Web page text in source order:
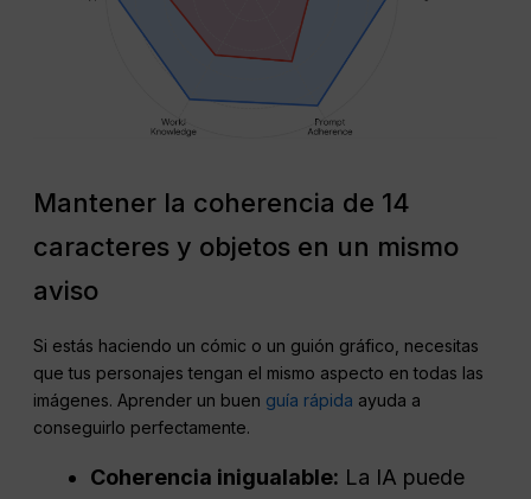
Mantener la coherencia de 14
caracteres y objetos en un mismo
aviso
Si estás haciendo un cómic o un guión gráfico, necesitas
que tus personajes tengan el mismo aspecto en todas las
imágenes. Aprender un buen guía rápida ayuda a
conseguirlo perfectamente.
Coherencia inigualable: La IA puede